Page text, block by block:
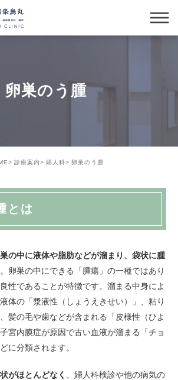
卵巣のう腫
診療案内 婦人科 卵巣のう腫
とは
の中に液体や脂肪などが溜まり、袋状に腫
卵巣の中にできる「腫瘍」の一種ではあり
性であることが特徴です。溜まる中身によ
体の「漿液性（しょうえきせい）」、粘り
髪の毛や歯などが含まれる「皮様性（ひよ
宮内膜症が原因で古い血液が溜まる「チョ
に分類されます。
がほとんどなく
、婦人科検診や他の病気の